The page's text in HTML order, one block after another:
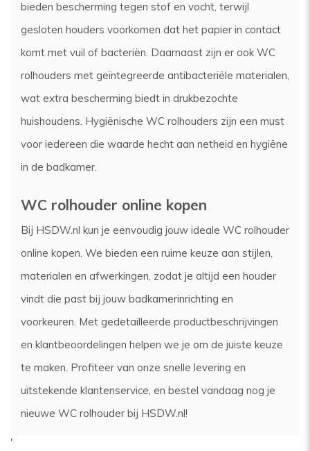
bieden bescherming tegen stof en vocht, terwijl
gesloten houders voorkomen dat het papier in contact
komt met vuil of bacteriën. Daarnaast zijn er ook WC
rolhouders met geïntegreerde antibacteriële materialen,
wat extra bescherming biedt in drukbezochte
huishoudens. Hygiënische WC rolhouders zijn een must
voor iedereen die waarde hecht aan netheid en hygiëne
in de badkamer.
WC rolhouder online kopen
Bij HSDW.nl kun je eenvoudig jouw ideale WC rolhouder
online kopen. We bieden een ruime keuze aan stijlen,
materialen en afwerkingen, zodat je altijd een houder
vindt die past bij jouw badkamerinrichting en
voorkeuren. Met gedetailleerde productbeschrijvingen
en klantbeoordelingen helpen we je om de juiste keuze
te maken. Profiteer van onze snelle levering en
uitstekende klantenservice, en bestel vandaag nog je
nieuwe WC rolhouder bij HSDW.nl!
'